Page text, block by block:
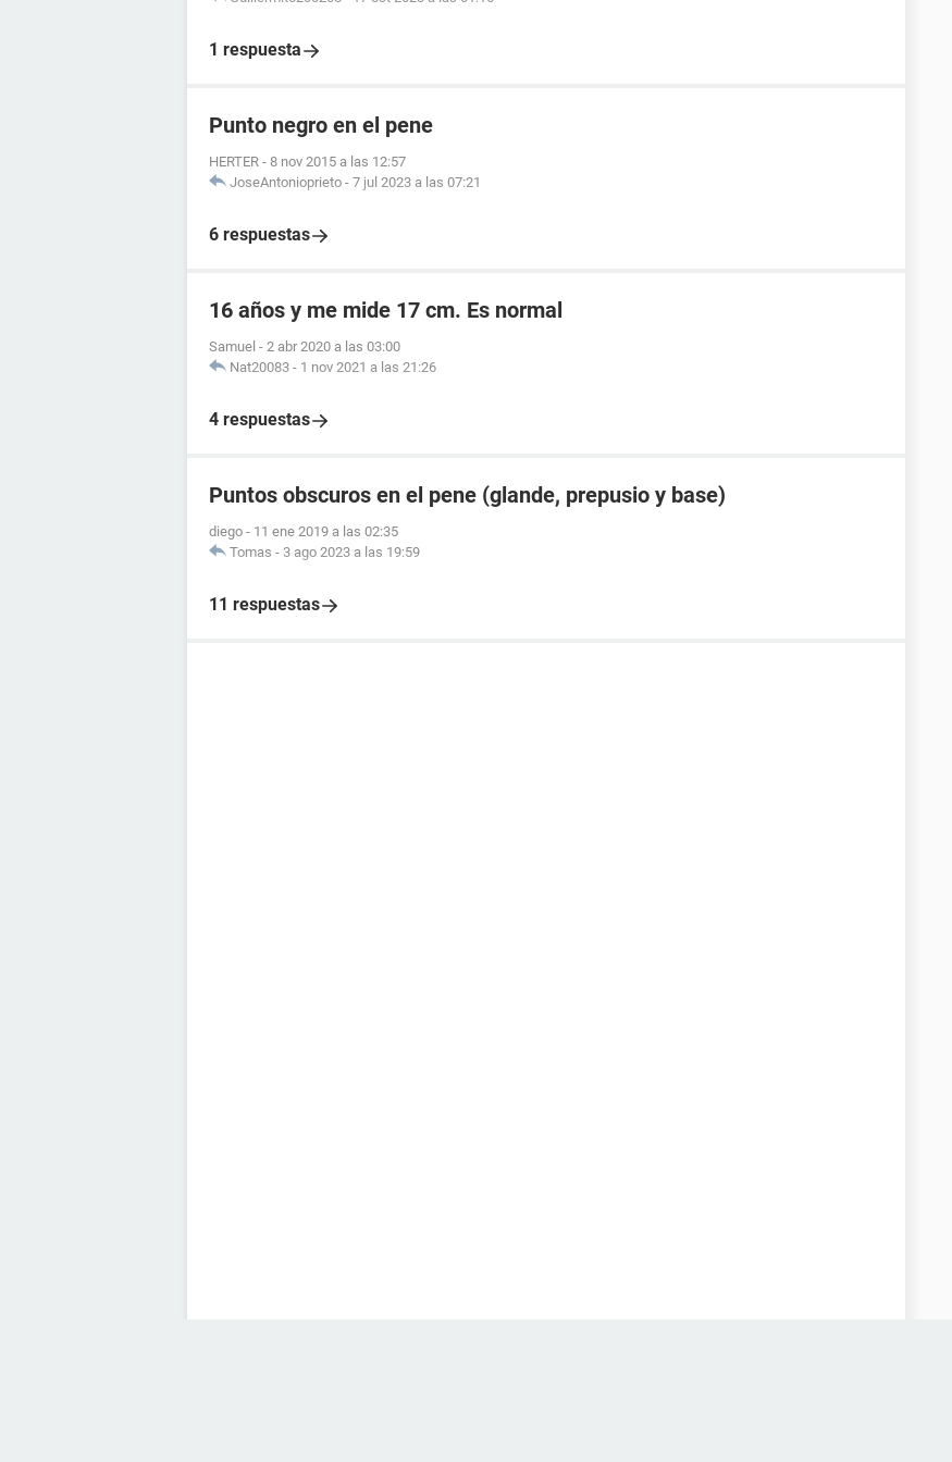
1 respuesta
Punto negro en el pene
HERTER - 8 nov 2015 a las 12:57
JoseAntonioprieto - 7 jul 2023 a las 07:21
6 respuestas
16 años y me mide 17 cm. Es normal
Samuel - 2 abr 2020 a las 03:00
Nat20083 - 1 nov 2021 a las 21:26
4 respuestas
Puntos obscuros en el pene (glande, prepusio y base)
diego - 11 ene 2019 a las 02:35
Tomas - 3 ago 2023 a las 19:59
11 respuestas